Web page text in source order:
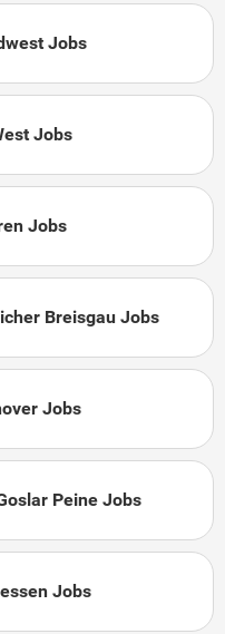
Jobs
Jobs
Jobs
Breisgau Jobs
Jobs
Peine Jobs
Jobs